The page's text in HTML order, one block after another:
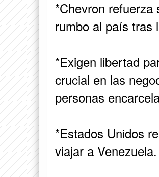
*Chevron refuerza
rumbo al país tras
*Exigen libertad
crucial en las
personas
*Estados Unidos
viajar a Venezuela.